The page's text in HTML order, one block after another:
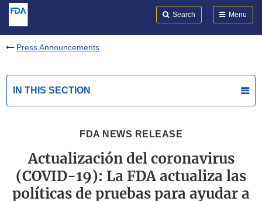
Search Menu
Press Announcements
IN THIS SECTION
FDA NEWS RELEASE
Actualización del coronavirus
(COVID-19): La FDA actualiza las
políticas de pruebas para ayudar a